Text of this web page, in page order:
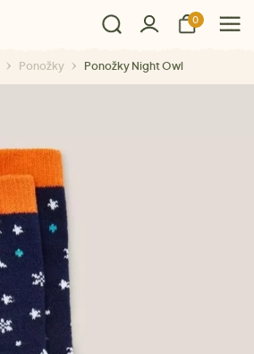
0
Ponožky Ponožky Night Owl